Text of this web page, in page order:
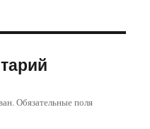
Обязательные поля